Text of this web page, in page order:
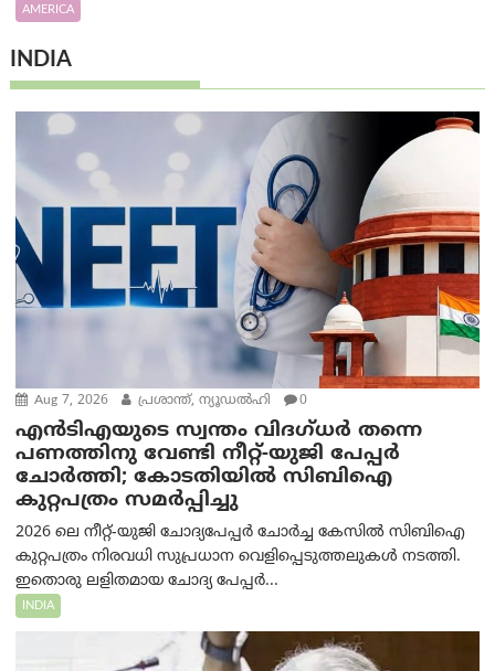
AMERICA
INDIA
Aug 7, 2026 പ്രശാന്ത്, ന്യൂഡല്‍ഹി 0
എൻ‌ടി‌എയുടെ സ്വന്തം വിദഗ്ധർ തന്നെ
പണത്തിനു വേണ്ടി നീറ്റ്-യു‌ജി പേപ്പർ
ചോർത്തി; കോടതിയില്‍ സിബിഐ
കുറ്റപത്രം സമര്‍പ്പിച്ചു
2026 ലെ നീറ്റ്-യുജി ചോദ്യപേപ്പർ ചോർച്ച കേസിൽ സിബിഐ
കുറ്റപത്രം നിരവധി സുപ്രധാന വെളിപ്പെടുത്തലുകൾ നടത്തി.
ഇതൊരു ലളിതമായ ചോദ്യ പേപ്പർ...
INDIA